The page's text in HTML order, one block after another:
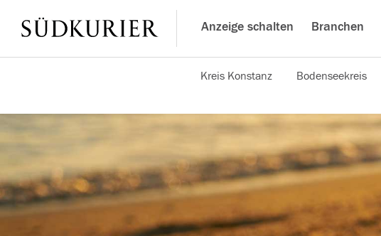
Anzeige schalten Branchen
Kreis Konstanz Bodenseekreis